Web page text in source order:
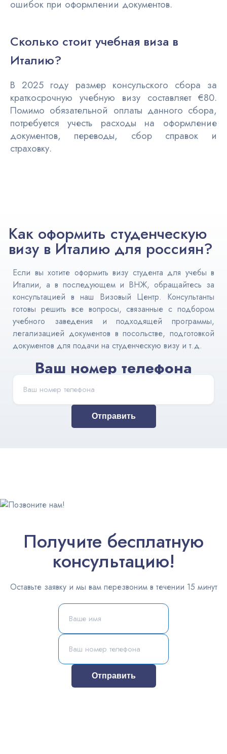
ошибок при оформлении документов.
Сколько стоит учебная виза в
Италию?
В 2025 году размер консульского сбора за
краткосрочную учебную визу составляет €80.
Помимо обязательной оплаты данного сбора,
потребуется учесть расходы на оформление
документов, переводы, сбор справок и
страховку.
Как оформить студенческую
визу в Италию для россиян?
Если вы хотите оформить визу студента для учебы в
Италии, а в последующем и ВНЖ, обращайтесь за
консультацией в наш Визовый Центр. Консультанты
готовы решить все вопросы, связанные с подбором
учебного заведения и подходящей программы,
легализацией документов в посольстве, подготовкой
документов для подачи на студенческую визу и т.д.
Ваш номер телефона
Отправить
Получите бесплатную
консультацию!
Оставьте заявку и мы вам перезвоним в течении 15 минут
Отправить